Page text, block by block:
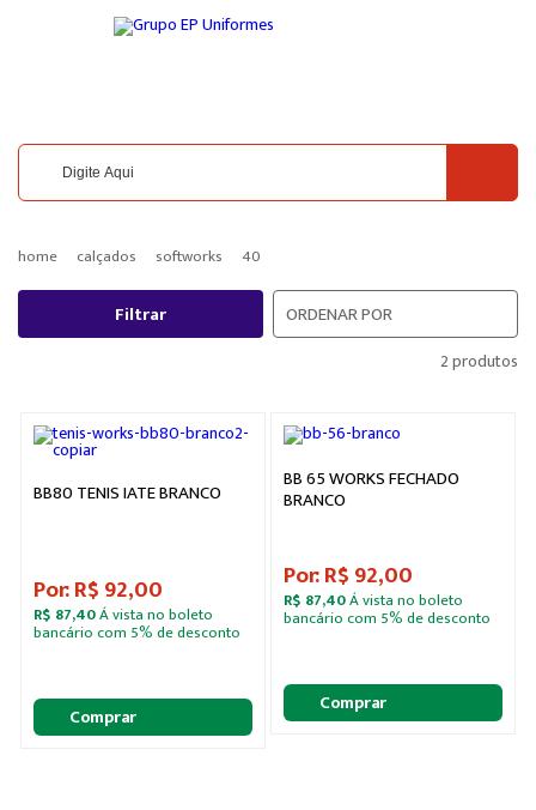
home calçados softworks 40
Filtrar ORDENAR POR
2 produtos
BB80 TENIS IATE BRANCO
Por: R$ 92,00
R$ 87,40Á vista no boleto
bancário com 5% de desconto
Comprar
BB 65 WORKS FECHADO
BRANCO
Por: R$ 92,00
R$ 87,40Á vista no boleto
bancário com 5% de desconto
Comprar